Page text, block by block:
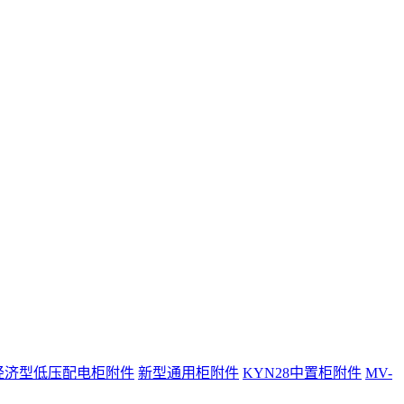
济型低压配电柜附件 新型通用柜附件 KYN28中置柜附件 MV-